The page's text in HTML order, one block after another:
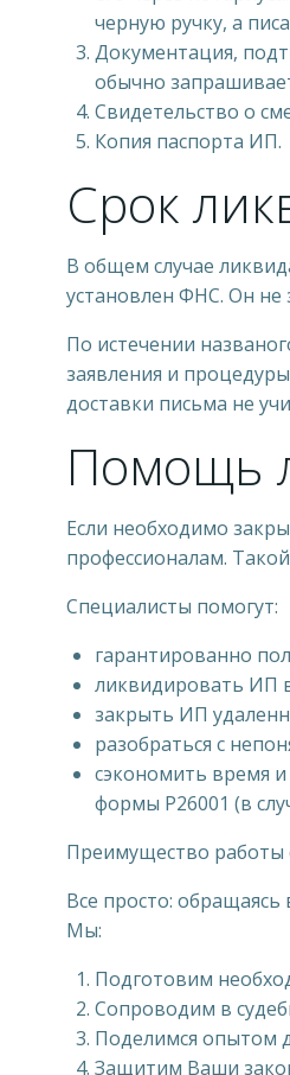
черную ручку, а
Документация,
обычно
Свидетельство о
Копия паспорта ИП.
Срок
В общем случае
установлен ФНС. Он не
По истечении
заявления и
доставки письма не
Помощь
Если необходимо
профессионалам.
Специалисты помогут:
гарантированно
ликвидировать ИП
закрыть ИП
разобраться с
сэкономить время
формы Р26001 (в
Преимущество работы
Все просто:
Мы:
Подготовим
Сопроводим в
Поделимся опытом
Защитим Ваши